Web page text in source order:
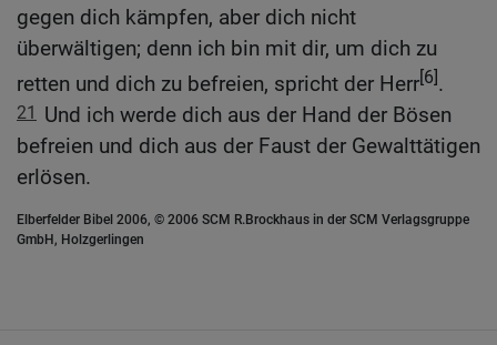
gegen dich kämpfen, aber dich nicht
überwältigen; denn ich bin mit dir, um dich zu
retten und dich zu befreien, spricht der Herr[6].
21 Und ich werde dich aus der Hand der Bösen
befreien und dich aus der Faust der Gewalttätigen
erlösen.
Elberfelder Bibel 2006, © 2006 SCM R.Brockhaus in der SCM Verlagsgruppe
GmbH, Holzgerlingen